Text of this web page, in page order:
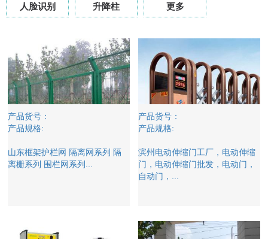
人脸识别 升降柱 更多
产品货号：
产品规格:
山东框架护栏网 隔离网系列 隔
离栅系列 围栏网系列...
产品货号：
产品规格:
滨州电动伸缩门工厂，电动伸缩
门，电动伸缩门批发，电动门，
自动门，...